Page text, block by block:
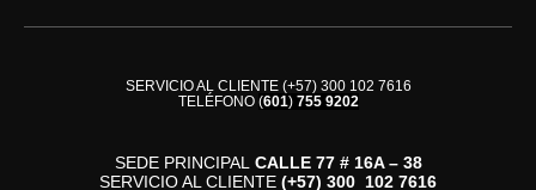
SERVICIO AL CLIENTE (+57) 300 102 7616
TELÉFONO (601) 755 9202
SEDE PRINCIPAL CALLE 77 # 16A – 38
SERVICIO AL CLIENTE (+57) 300 102 7616